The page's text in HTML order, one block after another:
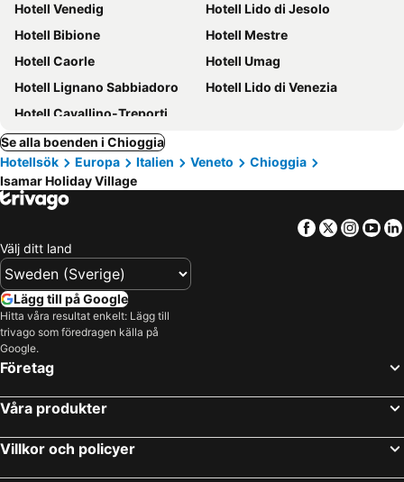
Hotell Venedig
Hotell Lido di Jesolo
Hotell Bibione
Hotell Mestre
Hotell Caorle
Hotell Umag
Hotell Lignano Sabbiadoro
Hotell Lido di Venezia
Hotell Cavallino-Treporti
Se alla boenden i Chioggia
Hotellsök
Europa Italien Veneto
Chioggia
Isamar Holiday Village
Facebook
Twitter
Välj ditt land
Lägg till på Google
Hitta våra resultat enkelt: Lägg till
trivago som föredragen källa på
Google.
Företag
Våra produkter
Villkor och policyer